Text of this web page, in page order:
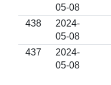
05-08
438
2024-
05-08
437
2024-
05-08